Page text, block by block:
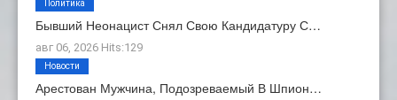
Бывший Неонацист Снял Свою Кандидатуру С…
авг 06, 2026 Hits:129
Политика
Арестован Мужчина, Подозреваемый В Шпион…
Новости